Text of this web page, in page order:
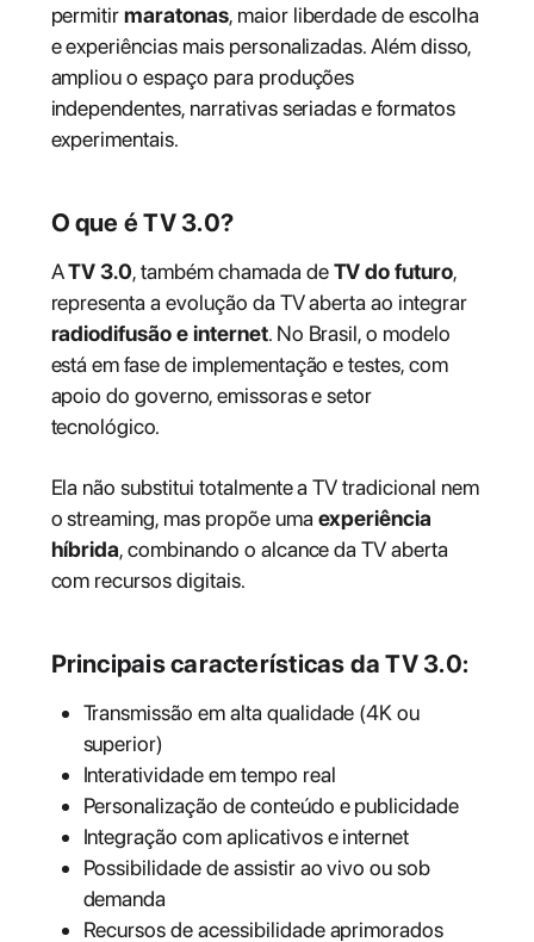
permitirmaratonas, maior liberdade de escolha
e experiências mais personalizadas. Além disso,
ampliou o espaço para produções
independentes, narrativas seriadas e formatos
experimentais.
O que é TV 3.0?
ATV 3.0, também chamada deTV do futuro,
representa a evolução da TV aberta ao integrar
radiodifusão e internet. No Brasil, o modelo
está em fase de implementação e testes, com
apoio do governo, emissoras e setor
tecnológico.
Ela não substitui totalmente a TV tradicional nem
o streaming, mas propõe uma experiência
híbrida, combinando o alcance da TV aberta
com recursos digitais.
Principais características da TV 3.0:
Transmissão em alta qualidade (4K ou
superior)
Interatividade em tempo real
Personalização de conteúdo e publicidade
Integração com aplicativos e internet
Possibilidade de assistir ao vivo ou sob
demanda
Recursos de acessibilidade aprimorados